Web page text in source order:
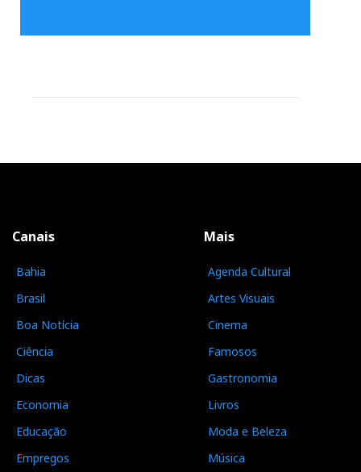
Canais
Bahia
Brasil
Boa Notícia
Ciência
Dicas
Economia
Educação
Empregos
Mais
Agenda Cultural
Artes Visuais
Cinema
Famosos
Gastronomia
Livros
Moda e Beleza
Música